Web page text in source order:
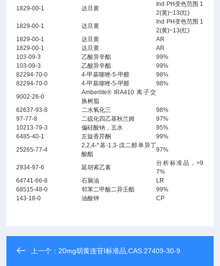
1829-00-1
达旦黄
Ind PH变色范围 1
2(黄)~13(红)
1829-00-1
达旦黄
Ind PH变色范围 1
2(黄)~13(红)
1829-00-1
达旦黄
AR
1829-00-1
达旦黄
AR
103-09-3
乙酸异辛酯
99%
103-09-3
乙酸异辛酯
99%
82294-70-0
4-甲基噻唑-5-甲醛
98%
82294-70-0
4-甲基噻唑-5-甲醛
98%
9002-26-0
Amberlite® IRA410 离子交
换树脂
62637-93-8
二水氧化三
98%
97-77-8
二硫化四乙基秋兰姆
97%
10213-79-3
偏硅酸钠，五水
95%
6485-40-1
左旋香芹酮
99%
25265-77-4
2,2,4-*基-1,3-戊二醇单异丁
酸酯
97%
2934-97-6 延胡索乙素
分析标准品，>9
7%
64741-66-8
石脑油
LR
68515-48-0
邻苯二甲酸二异壬酯
99%
143-18-0
油酸钾 CP
上一个： 20mg胡黄连苷I标准品,CAS:27409-30-9